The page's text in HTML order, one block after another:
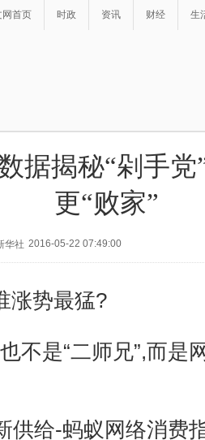
网首页 时政 资讯 财经 生
据揭秘“剁手
更“败家”
华社 2016-05-22 07:49:00
势最猛?
是“二师兄”,而是
给-蚂蚁网络消费